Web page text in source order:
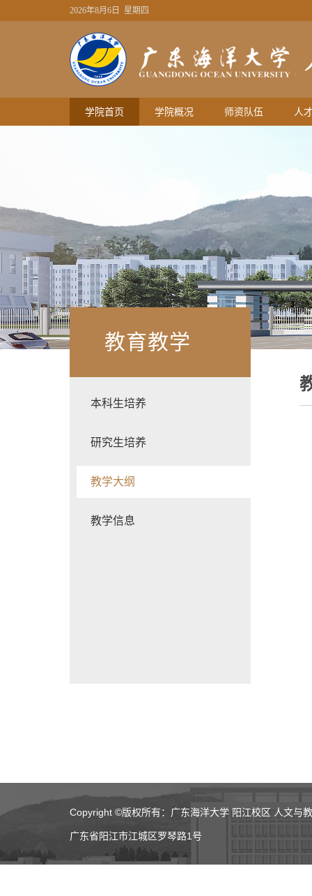
2026年8月6日 星期四
学院首页 学院概况 师资队伍 人
教育教学
本科生培养
研究生培养
教学大纲
教学信息
Copyright ©版权所有：广东海洋大学 阳江校区 人文与
广东省阳江市江城区罗琴路1号